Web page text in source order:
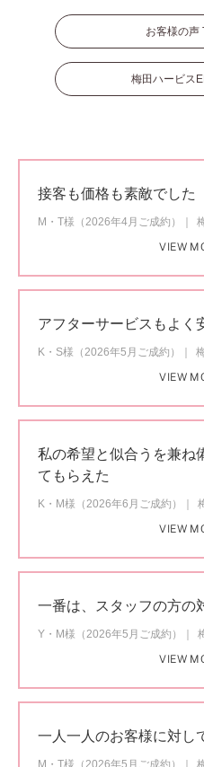
お客様の声
梅田ハービス
接客も価格も素敵でした
M・T様（2026年4月ご成約）
VIEW
アフターサービスもよく
K・S様（2026年5月ご成約）
VIEW
私の希望と似合うを兼ね
てもらえた
K・M様（2026年6月ご成約）
VIEW
一番は、スタッフの方の
Y・M様（2026年5月ご成約）
VIEW
一人一人のお客様に対し
M・T様（2026年5月ご成約）